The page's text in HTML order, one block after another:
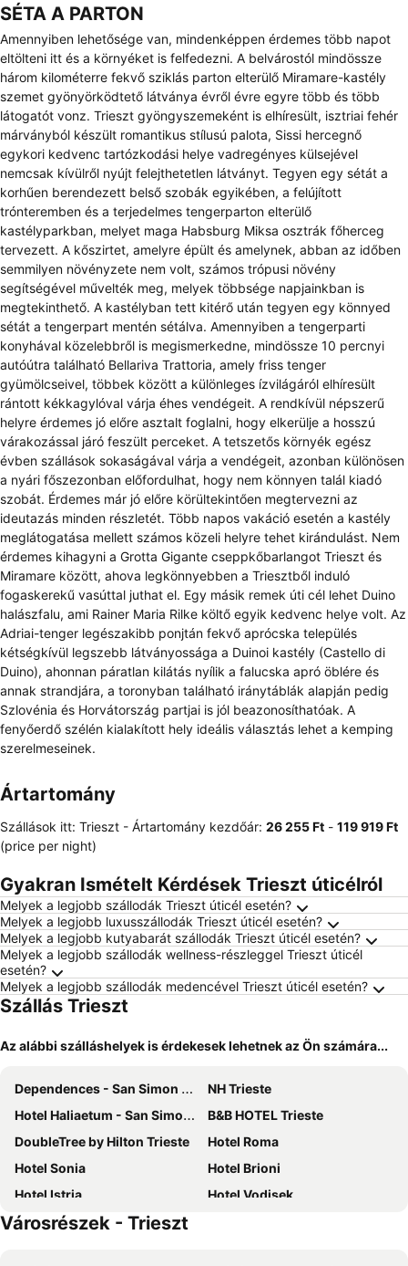
SÉTA A PARTON
Amennyiben lehetősége van, mindenképpen érdemes több napot
eltölteni itt és a környéket is felfedezni. A belvárostól mindössze
három kilométerre fekvő sziklás parton elterülő Miramare-kastély
szemet gyönyörködtető látványa évről évre egyre több és több
látogatót vonz. Trieszt gyöngyszemeként is elhíresült, isztriai fehér
márványból készült romantikus stílusú palota, Sissi hercegnő
egykori kedvenc tartózkodási helye vadregényes külsejével
nemcsak kívülről nyújt felejthetetlen látványt. Tegyen egy sétát a
korhűen berendezett belső szobák egyikében, a felújított
trónteremben és a terjedelmes tengerparton elterülő
kastélyparkban, melyet maga Habsburg Miksa osztrák főherceg
tervezett. A kőszirtet, amelyre épült és amelynek, abban az időben
semmilyen növényzete nem volt, számos trópusi növény
segítségével művelték meg, melyek többsége napjainkban is
megtekinthető. A kastélyban tett kitérő után tegyen egy könnyed
sétát a tengerpart mentén sétálva. Amennyiben a tengerparti
konyhával közelebbről is megismerkedne, mindössze 10 percnyi
autóútra található Bellariva Trattoria, amely friss tenger
gyümölcseivel, többek között a különleges ízvilágáról elhíresült
rántott kékkagylóval várja éhes vendégeit. A rendkívül népszerű
helyre érdemes jó előre asztalt foglalni, hogy elkerülje a hosszú
várakozással járó feszült perceket. A tetszetős környék egész
évben szállások sokaságával várja a vendégeit, azonban különösen
a nyári főszezonban előfordulhat, hogy nem könnyen talál kiadó
szobát. Érdemes már jó előre körültekintően megtervezni az
ideutazás minden részletét. Több napos vakáció esetén a kastély
meglátogatása mellett számos közeli helyre tehet kirándulást. Nem
érdemes kihagyni a Grotta Gigante cseppkőbarlangot Trieszt és
Miramare között, ahova legkönnyebben a Triesztből induló
fogaskerekű vasúttal juthat el. Egy másik remek úti cél lehet Duino
halászfalu, ami Rainer Maria Rilke költő egyik kedvenc helye volt. Az
Adriai-tenger legészakibb ponjtán fekvő aprócska település
kétségkívül legszebb látványossága a Duinoi kastély (Castello di
Duino), ahonnan páratlan kilátás nyílik a falucska apró öblére és
annak strandjára, a toronyban található iránytáblák alapján pedig
Szlovénia és Horvátország partjai is jól beazonosíthatóak. A
fenyőerdő szélén kialakított hely ideális választás lehet a kemping
szerelmeseinek.
Ártartomány
Szállások itt: Trieszt - Ártartomány kezdőár: ‎26 255 Ft - ‎119 919 Ft
(price per night)
Gyakran Ismételt Kérdések Trieszt úticélról
Melyek a legjobb szállodák Trieszt úticél esetén?
Melyek a legjobb luxusszállodák Trieszt úticél esetén?
Melyek a legjobb kutyabarát szállodák Trieszt úticél esetén?
Melyek a legjobb szállodák wellness-részleggel Trieszt úticél
esetén?
Melyek a legjobb szállodák medencével Trieszt úticél esetén?
Szállás Trieszt
Az alábbi szálláshelyek is érdekesek lehetnek az Ön számára...
Dependences - San Simon Resort
NH Trieste
Hotel Haliaetum - San Simon Resort
B&B HOTEL Trieste
DoubleTree by Hilton Trieste
Hotel Roma
Hotel Sonia
Hotel Brioni
Hotel Istria
Hotel Vodisek
Hotel Miramare - Adults Only
Városrészek - Trieszt